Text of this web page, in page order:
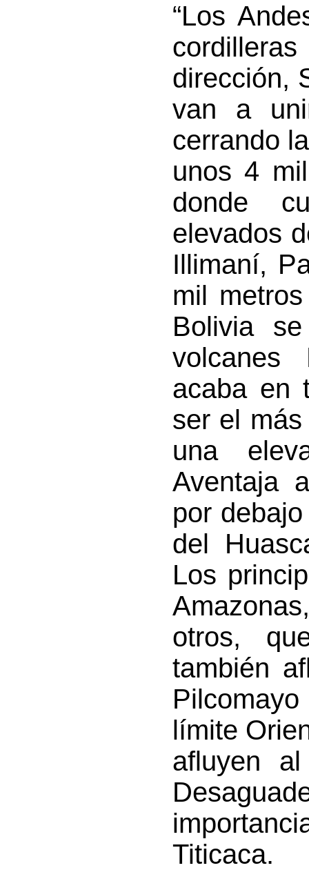
“Los
dirección,
van a
cerrando
unos 4
donde
elevados
Illimaní,
mil
Bolivia
volcanes
acaba en
ser el
una
Aventaja
por
del
Los
otros,
también
límite
afluyen
Titicaca.